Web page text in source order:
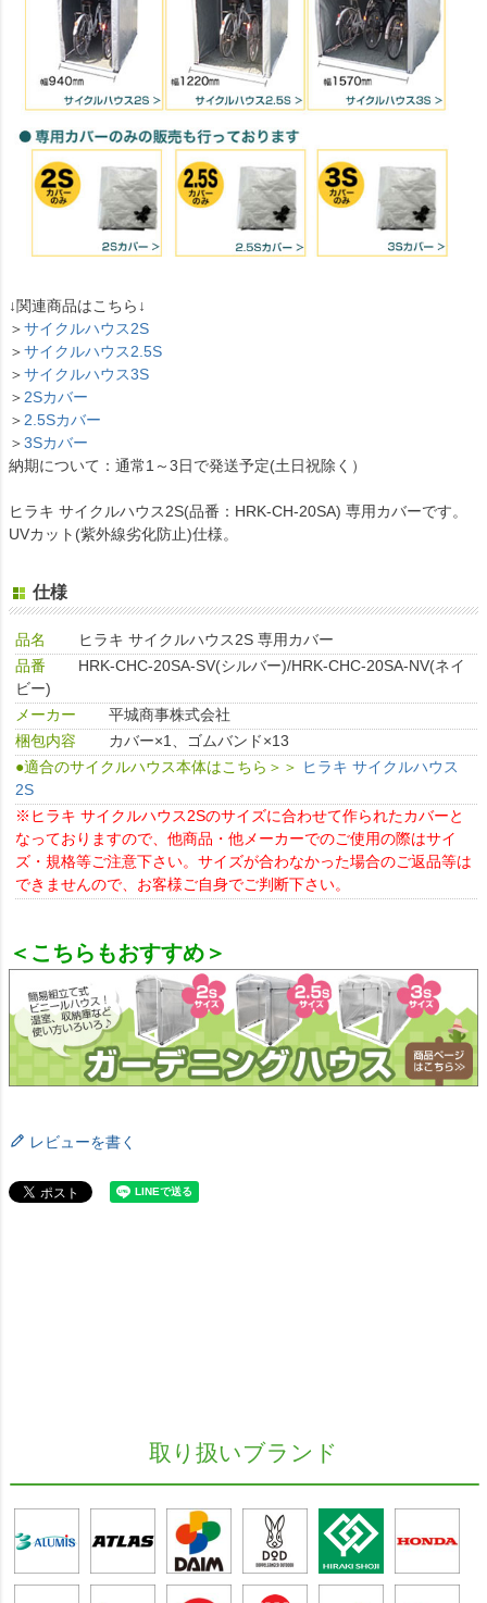
↓関連商品はこちら↓
＞サイクルハウス2S
＞サイクルハウス2.5S
＞サイクルハウス3S
＞ 2Sカバー
＞ 2.5Sカバー
＞3Sカバー
納期について：通常1～3日で発送予定(土日祝除く）
ヒラキ サイクルハウス2S(品番：HRK-CH-20SA) 専用カバーです。
UVカット(紫外線劣化防止)仕様。
仕様
品名
ヒラキ サイクルハウス2S 専用カバー
品番
HRK-CHC-20SA-SV(シルバー)/HRK-CHC-20SA-NV(ネイ
ビー)
メーカー
平城商事株式会社
梱包内容
カバー×1、ゴムバンド×13
●適合のサイクルハウス本体はこちら＞＞ ヒラキ サイクルハウス
2S
※ヒラキ サイクルハウス2Sのサイズに合わせて作られたカバーと
なっておりますので、他商品・他メーカーでのご使用の際はサイ
ズ・規格等ご注意下さい。サイズが合わなかった場合のご返品等は
できませんので、お客様ご自身でご判断下さい。
＜こちらもおすすめ＞
レビューを書く
取り扱いブランド